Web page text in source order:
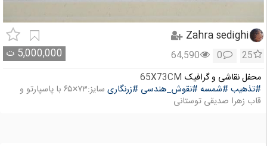
Zahra sedighi
5,000,000 ت 25
0
64,590
محفل نقاشی و گرافیک 65X73CM
#تذهیب #شمسه #نقوش_هندسی #زرنگاری
سایز:۷۳×۶۵ با پاسپارتو و
قاب زهرا صدیقی توستانی